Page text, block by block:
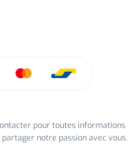
pour toutes informations
notre passion avec vous.